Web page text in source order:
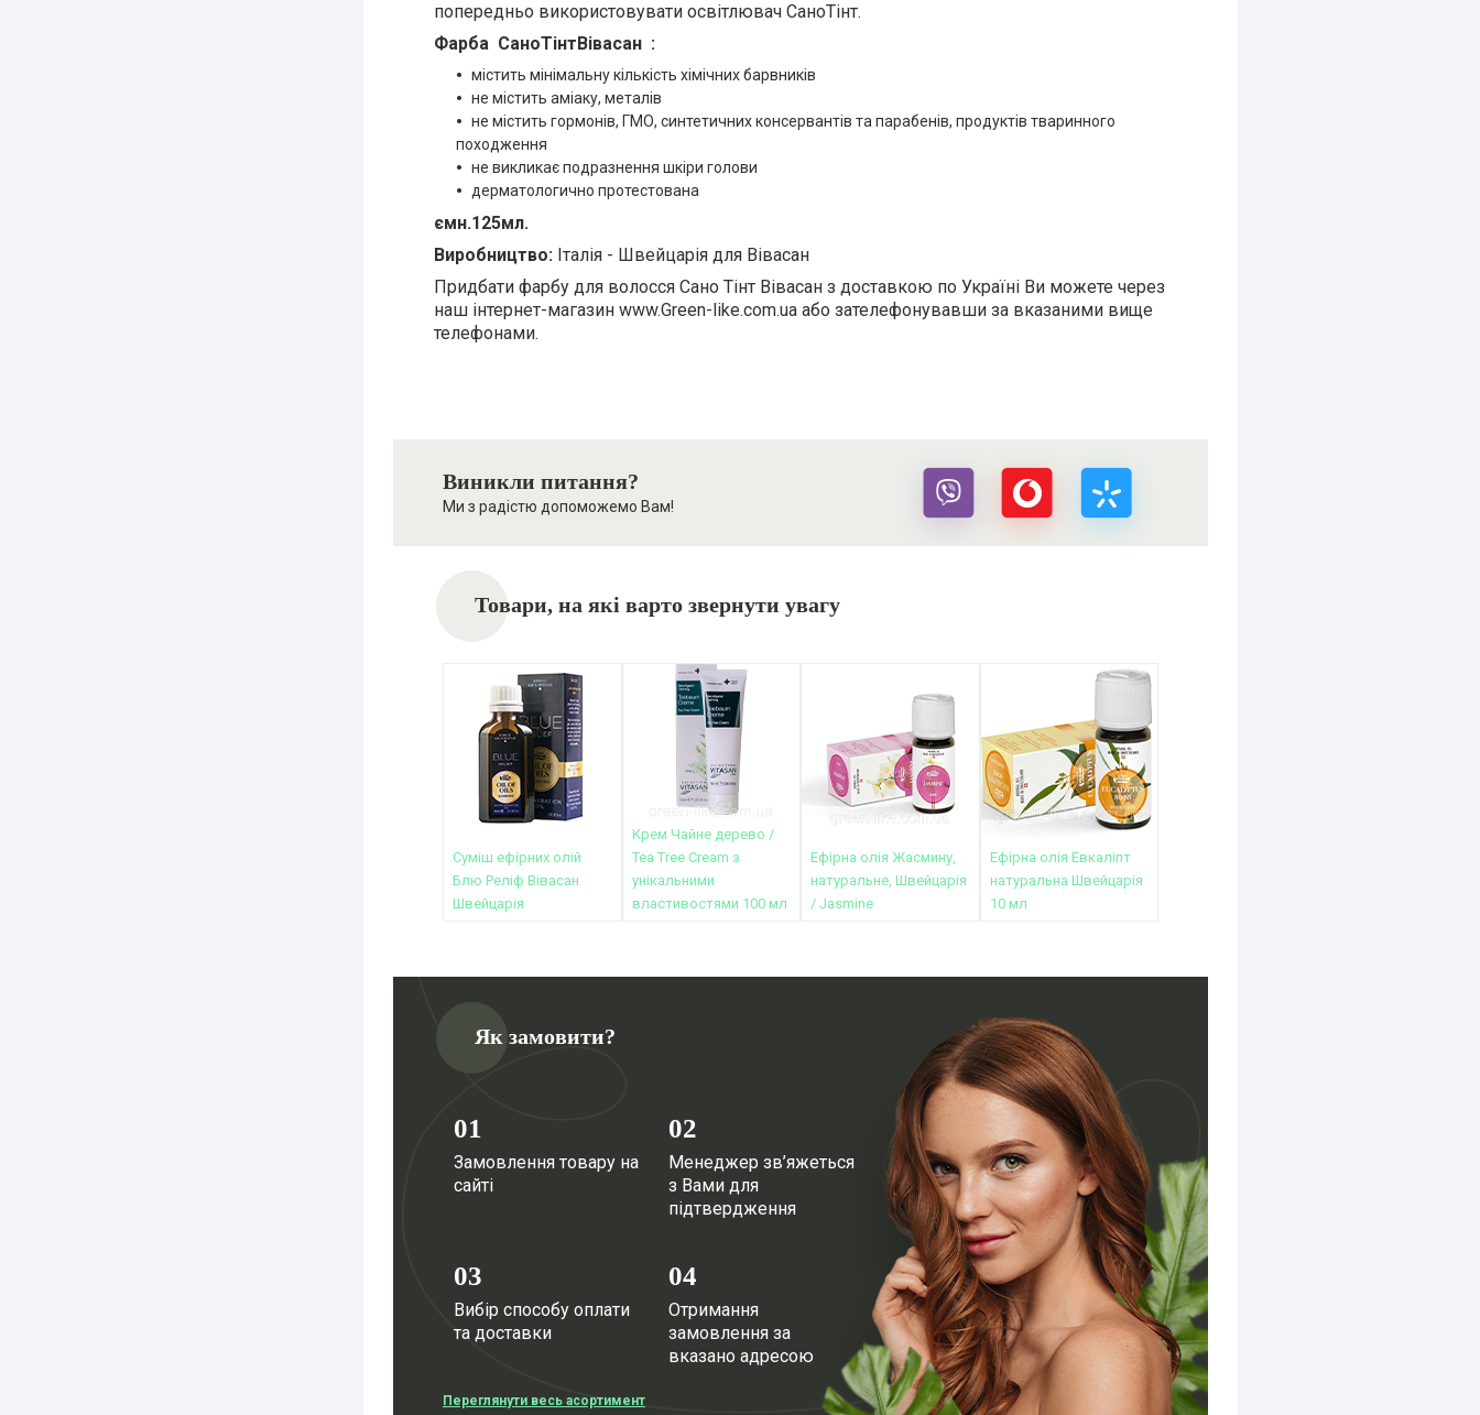
попередньо використовувати освітлювач СаноТінт.
Фарба СаноТінтВівасан :
містить мінімальну кількість хімічних барвників
не містить аміаку, металів
не містить гормонів, ГМО, синтетичних консервантів та парабенів, продуктів тваринного
походження
не викликає подразнення шкіри голови
дерматологично протестована
ємн.125мл.
Виробництво: Італія - Швейцарія для Вівасан
Придбати фарбу для волосся Сано Тінт Вівасан з доставкою по Україні Ви можете через
наш інтернет-магазин www.Green-like.com.ua або зателефонувавши за вказаними вище
телефонами.
Виникли питання?
Ми з радістю допоможемо Вам!
Товари, на які варто звернути увагу
Суміш ефірних олій
Блю Реліф Вівасан
Швейцарія
Крем Чайне дерево /
Tea Tree Cream з
унікальними
властивостями 100 мл
Ефірна олія Жасмину,
натуральне, Швейцарія
/ Jasmine
Ефірна олія Евкаліпт
натуральна Швейцарія
10 мл
Як замовити?
01
Замовлення товару на
сайті
02
Менеджер зв’яжеться
з Вами для
підтвердження
03
Вибір способу оплати
та доставки
04
Отримання
замовлення за
вказано адресою
Переглянути весь асортимент